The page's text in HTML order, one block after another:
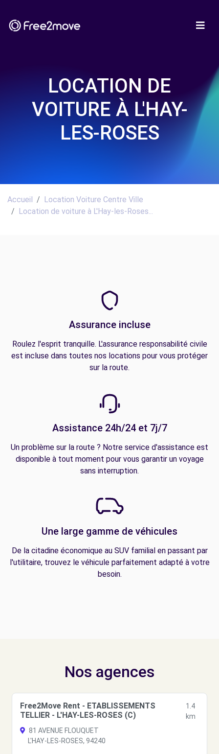
LOCATION DE
VOITURE À L'HAY-
LES-ROSES
Accueil
Location Voiture Centre Ville
Location de voiture à L'Hay-les-Roses...
Assurance incluse
Roulez l'esprit tranquille. L'assurance responsabilité civile
est incluse dans toutes nos locations pour vous protéger
sur la route.
Assistance 24h/24 et 7j/7
Un problème sur la route ? Notre service d'assistance est
disponible à tout moment pour vous garantir un voyage
sans interruption.
Une large gamme de véhicules
De la citadine économique au SUV familial en passant par
l'utilitaire, trouvez le véhicule parfaitement adapté à votre
besoin.
Nos agences
Free2Move Rent - ETABLISSEMENTS
TELLIER - L'HAY-LES-ROSES (C)
1.4
km
81 AVENUE FLOUQUET
L'HAY-LES-ROSES, 94240